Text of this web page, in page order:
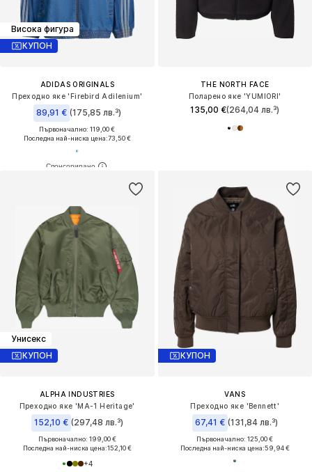
Висока фигура
КУПОН
ADIDAS ORIGINALS
Преходно яке 'Firebird Adilenium'
89,91 € (175,85 лв.³)
Първоначално: 119,00 €
Последна най-ниска цена:73,50 €
THE NORTH FACE
Поларено яке 'YUMIORI'
135,00 €(264,04 лв.³)
Унисекс
КУПОН
ALPHA INDUSTRIES
Преходно яке 'MA-1 Heritage'
152,10 € (297,48 лв.³)
Първоначално: 199,00 €
Последна най-ниска цена:152,10 €
+4
КУПОН
VANS
Преходно яке 'Bennett'
67,41 € (131,84 лв.³)
Първоначално: 125,00 €
Последна най-ниска цена:59,94 €